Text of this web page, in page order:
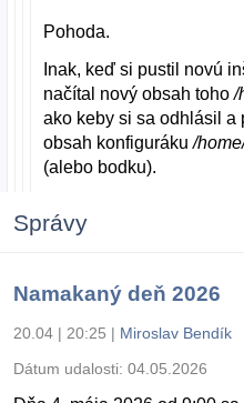
Pohoda.
Inak, keď si pustil novú
načítal nový obsah toho/
ako keby si sa odhlásil a
obsah konfiguráku/
(alebo bodku).
Správy
Namakaný deň 2026
20.04 | 20:25 | Miroslav Bendík
Dátum udalosti: 04.05.2026